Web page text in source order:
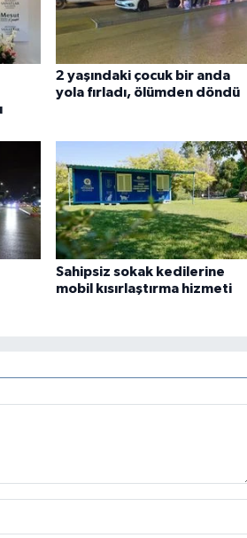
2 yaşındaki çocuk bir anda
yola fırladı, ölümden döndü
Sahipsiz sokak kedilerine
mobil kısırlaştırma hizmeti